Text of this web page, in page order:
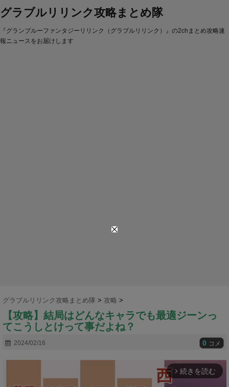
グラブルリリンク攻略まとめ隊
『グランブルーファンタジーリリンク（グラブルリリンク）』の2chまとめ攻略速
報ニュースをお届けします
グラブルリリンク攻略まとめ隊 > 攻略 >
【攻略】結局はどんなキャラでも最適ジーンっ
てこうしとけって事だよね？
2024/02/16 0 コメ
arrow_forward_ios 続きを読む